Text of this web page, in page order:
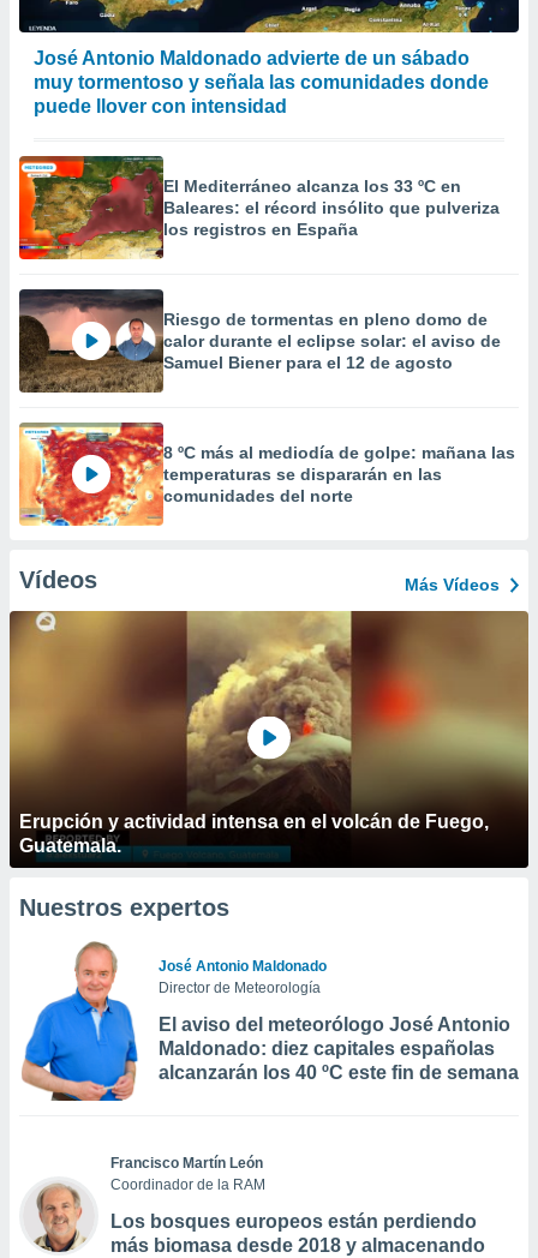
José Antonio Maldonado advierte de un sábado
muy tormentoso y señala las comunidades donde
puede llover con intensidad
El Mediterráneo alcanza los 33 ºC en
Baleares: el récord insólito que pulveriza
los registros en España
Riesgo de tormentas en pleno domo de
calor durante el eclipse solar: el aviso de
Samuel Biener para el 12 de agosto
8 ºC más al mediodía de golpe: mañana las
temperaturas se dispararán en las
comunidades del norte
Vídeos Más Vídeos
Erupción y actividad intensa en el volcán de Fuego,
Guatemala.
Nuestros expertos
José Antonio Maldonado
Director de Meteorología
El aviso del meteorólogo José Antonio
Maldonado: diez capitales españolas
alcanzarán los 40 ºC este fin de semana
Francisco Martín León
Coordinador de la RAM
Los bosques europeos están perdiendo
más biomasa desde 2018 y almacenando